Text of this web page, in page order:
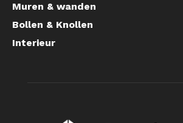
Muren & wanden
Bollen & Knollen
Interieur